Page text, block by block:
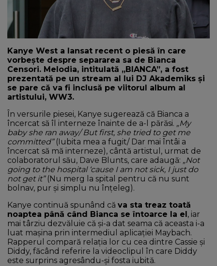
Kanye West a lansat recent o piesă în care
vorbește despre separarea sa de Bianca
Censori. Melodia, intitulată „BIANCA”, a fost
prezentată pe un stream al lui DJ Akademiks și
se pare că va fi inclusă pe viitorul album al
artistului, WW3.
În versurile piesei, Kanye sugerează că Bianca a
încercat să îl interneze înainte de a-l părăsi. „My
baby she ran away/ But first, she tried to get me
committed”(Iubita mea a fugit/ Dar mai întâi a
încercat să mă interneze), cântă artistul, urmat de
colaboratorul său, Dave Blunts, care adaugă: „Not
going to the hospital ‘cause I am not sick, I just do
not get it”(Nu merg la spital pentru că nu sunt
bolnav, pur și simplu nu înțeleg).
Kanye continuă spunând că va sta treaz toată
noaptea până când Bianca se întoarce la el , iar
mai târziu dezvăluie că și-a dat seama că aceasta i-a
luat mașina prin intermediul aplicației Maybach.
Rapperul compară relația lor cu cea dintre Cassie și
Diddy, făcând referire la videoclipul în care Diddy
este surprins agresându-și fosta iubită.